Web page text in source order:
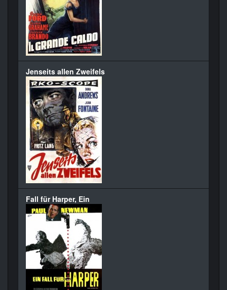
Jenseits allen Zweifels
Fall für Harper, Ein